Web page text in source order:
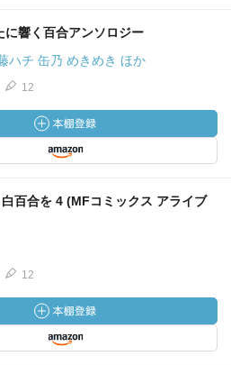
に響く百合アンソロジー
ハチ 缶乃 めきめき ほか
12
百合を 4 (MFコミックス アライブ
12